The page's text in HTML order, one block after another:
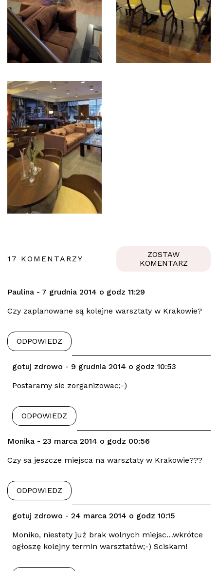
17 KOMENTARZY
ZOSTAW
KOMENTARZ
Paulina - 7 grudnia 2014 o godz 11:29
Czy zaplanowane są kolejne warsztaty w Krakowie?
ODPOWIEDZ
gotuj zdrowo - 9 grudnia 2014 o godz 10:53
Postaramy sie zorganizowac;-)
ODPOWIEDZ
Monika - 23 marca 2014 o godz 00:56
Czy sa jeszcze miejsca na warsztaty w Krakowie???
ODPOWIEDZ
gotuj zdrowo - 24 marca 2014 o godz 10:15
Moniko, niestety już brak wolnych miejsc…wkrótce
ogłoszę kolejny termin warsztatów;-) Sciskam!